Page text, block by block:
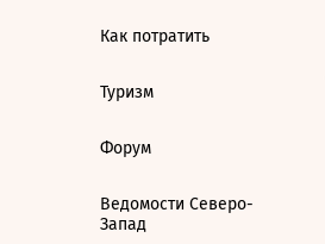
Как потратить
Туризм
Форум
Ведомости Северо-
Запад